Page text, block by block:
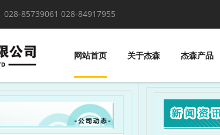
028-85739061 028-84917955
网站首页 关于杰森 杰森产品